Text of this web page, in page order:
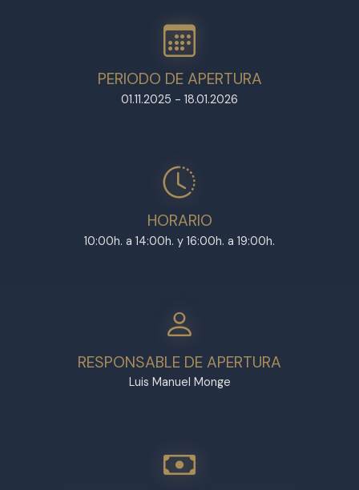
PERIODO DE APERTURA
01.11.2025 - 18.01.2026
HORARIO
10:00h. a 14:00h. y 16:00h. a 19:00h.
RESPONSABLE DE APERTURA
Luis Manuel Monge